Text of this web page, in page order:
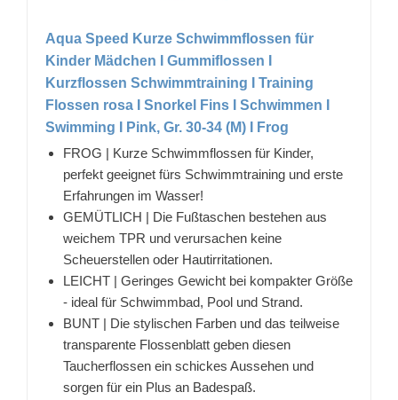
Aqua Speed Kurze Schwimmflossen für
Kinder Mädchen I Gummiflossen I
Kurzflossen Schwimmtraining I Training
Flossen rosa I Snorkel Fins I Schwimmen I
Swimming I Pink, Gr. 30-34 (M) I Frog
FROG | Kurze Schwimmflossen für Kinder,
perfekt geeignet fürs Schwimmtraining und erste
Erfahrungen im Wasser!
GEMÜTLICH | Die Fußtaschen bestehen aus
weichem TPR und verursachen keine
Scheuerstellen oder Hautirritationen.
LEICHT | Geringes Gewicht bei kompakter Größe
- ideal für Schwimmbad, Pool und Strand.
BUNT | Die stylischen Farben und das teilweise
transparente Flossenblatt geben diesen
Taucherflossen ein schickes Aussehen und
sorgen für ein Plus an Badespaß.